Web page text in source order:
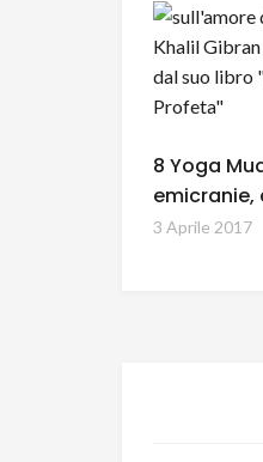
8 Yoga
emicranie,
3 Aprile 2017